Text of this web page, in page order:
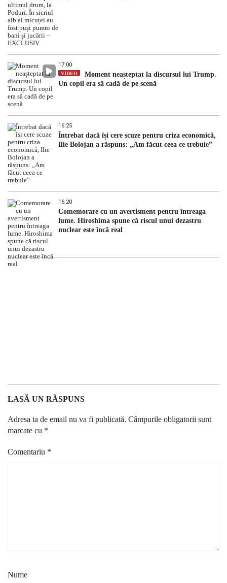
17:00
VIDEO
Moment neașteptat la discursul lui Trump.
Un copil era să cadă de pe scenă
16:25
Întrebat dacă își cere scuze pentru criza economică,
Ilie Bolojan a răspuns: „Am făcut ceea ce trebuie”
16:20
Comemorare cu un avertisment pentru întreaga
lume. Hiroshima spune că riscul unui dezastru
nuclear este încă real
LASĂ UN RĂSPUNS
Adresa ta de email nu va fi publicată. Câmpurile obligatorii sunt
marcate cu *
Comentariu *
Nume